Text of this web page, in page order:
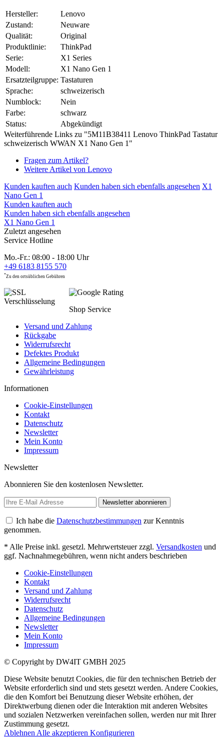
Hersteller:
Lenovo
Zustand:
Neuware
Qualität:
Original
Produktlinie:
ThinkPad
Serie:
X1 Series
Modell:
X1 Nano Gen 1
Ersatzteilgruppe: Tastaturen
Sprache:
schweizerisch
Numblock:
Nein
Farbe:
schwarz
Status:
Abgekündigt
Weiterführende Links zu "5M11B38411 Lenovo ThinkPad Tastatur
schweizerisch WWAN X1 Nano Gen 1"
Fragen zum Artikel?
Weitere Artikel von Lenovo
Kunden kauften auch Kunden haben sich ebenfalls angesehen X1
Nano Gen 1
Kunden kauften auch
Kunden haben sich ebenfalls angesehen
X1 Nano Gen 1
Zuletzt angesehen
Service Hotline
Mo.-Fr.: 08:00 - 18:00 Uhr
+49 6183 8155 570
*Zu den ortsüblichen Gebühren
Shop Service
Versand und Zahlung
Rückgabe
Widerrufsrecht
Defektes Produkt
Allgemeine Bedingungen
Gewährleistung
Informationen
Cookie-Einstellungen
Kontakt
Datenschutz
Newsletter
Mein Konto
Impressum
Newsletter
Abonnieren Sie den kostenlosen Newsletter.
Newsletter abonnieren
Ich habe die Datenschutzbestimmungen zur Kenntnis
genommen.
* Alle Preise inkl. gesetzl. Mehrwertsteuer zzgl. Versandkosten und
ggf. Nachnahmegebühren, wenn nicht anders beschrieben
Cookie-Einstellungen
Kontakt
Versand und Zahlung
Widerrufsrecht
Datenschutz
Allgemeine Bedingungen
Newsletter
Mein Konto
Impressum
© Copyright by DW4IT GMBH 2025
Diese Website benutzt Cookies, die für den technischen Betrieb der
Website erforderlich sind und stets gesetzt werden. Andere Cookies,
die den Komfort bei Benutzung dieser Website erhöhen, der
Direktwerbung dienen oder die Interaktion mit anderen Websites
und sozialen Netzwerken vereinfachen sollen, werden nur mit Ihrer
Zustimmung gesetzt.
Ablehnen Alle akzeptieren Konfigurieren